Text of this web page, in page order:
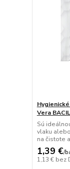
Vera
Sú
vlaku
na čistote
1,39 €/
1,13 € bez